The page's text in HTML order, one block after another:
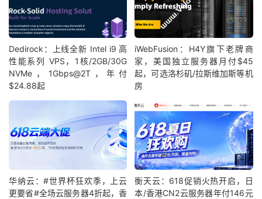
Dedirock：上线全新 Intel i9 高
性能系列 VPS，1核/2GB/30G
NVMe，1Gbps@2T，年付
$24.88起
iWebFusion：H4Y旗下老牌商
家，美国独立服务器月付$45
起，可选洛杉矶/拉斯维加斯等机
房
华纳云：#世界杯狂欢季，上云
更要省#全场云服务器4折起，香
衡天云：618促销火热开启，日
本/香港CN2云服务器年付146元